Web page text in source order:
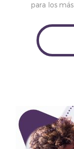
para los